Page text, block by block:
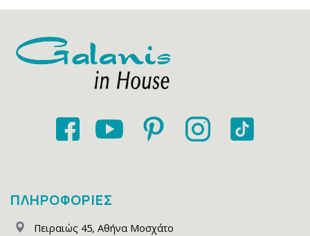
ΠΛΗΡΟΦΟΡΙΕΣ
Πειραιώς 45, Αθήνα Μοσχάτο